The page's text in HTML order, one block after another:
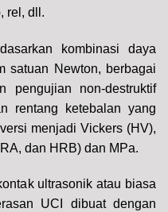
rel, dll.
kombinasi daya
satuan Newton, berbagai
pengujian non-destruktif
rentang ketebalan yang
menjadi Vickers (HV),
dan HRB) dan MPa.
ultrasonik atau biasa
UCI dibuat dengan